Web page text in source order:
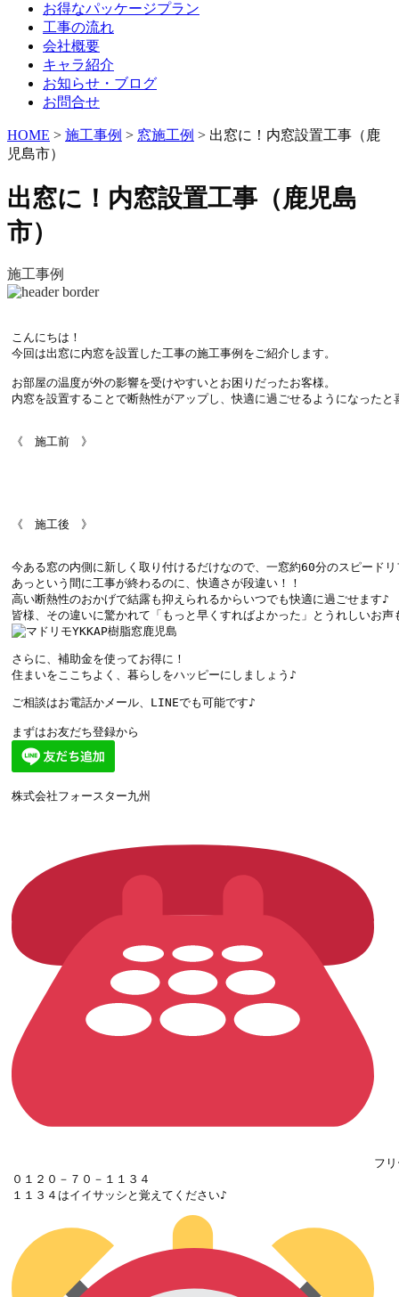
お得なパッケージプラン
工事の流れ
会社概要
キャラ紹介
お知らせ・ブログ
お問合せ
HOME > 施工事例 > 窓施工例 > 出窓に！内窓設置工事（鹿
児島市）
出窓に！内窓設置工事（鹿児島
市）
施工事例
こんにちは！
今回は出窓に内窓を設置した工事の施工事例をご紹介します。
お部屋の温度が外の影響を受けやすいとお困りだったお客様。
内窓を設置することで断熱性がアップし、快適に過ごせるようになったと
今ある窓の内側に新しく取り付けるだけなので、一窓約60分のスピード
あっという間に工事が終わるのに、快適さが段違い！！
高い断熱性のおかげで結露も抑えられるからいつでも快適に過ごせます♪
さらに、補助金を使ってお得に！
住まいをここちよく、暮らしをハッピーにしましょう♪
ご相談はお電話かメール、LINEでも可能です♪
フ
０１２０－７０－１１３４
１１３４はイイサッシと覚えてください♪